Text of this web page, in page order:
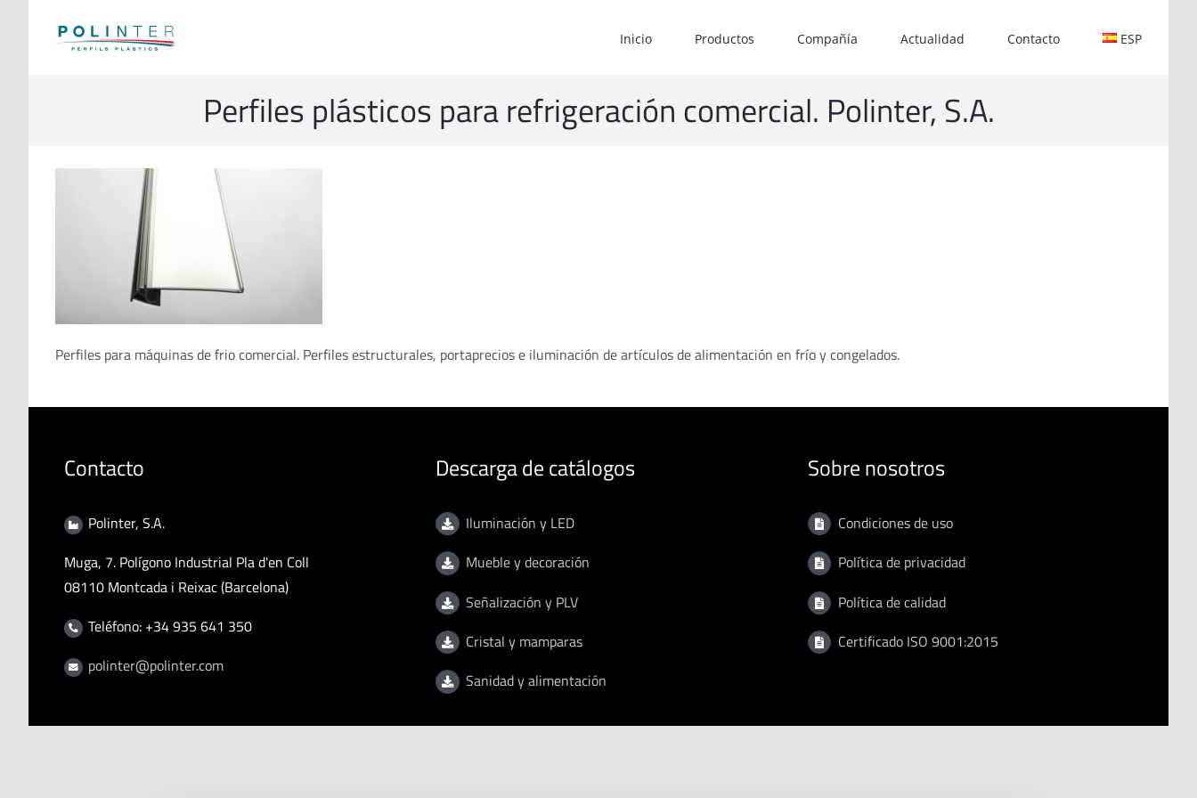
Inicio Productos Compañía Actualidad Contacto ESP
Perfiles plásticos para refrigeración comercial. Polinter, S.A.
Perfiles para máquinas de frio comercial. Perfiles estructurales, portaprecios e iluminación de artículos de alimentación en frío y congelados.
Contacto
Polinter, S.A.
Muga, 7. Polígono Industrial Pla d'en Coll
08110 Montcada i Reixac (Barcelona)
Teléfono: +34 935 641 350
polinter@polinter.com
Descarga de catálogos
Iluminación y LED
Mueble y decoración
Señalización y PLV
Cristal y mamparas
Sanidad y alimentación
Sobre nosotros
Condiciones de uso
Política de privacidad
Política de calidad
Certificado ISO 9001:2015